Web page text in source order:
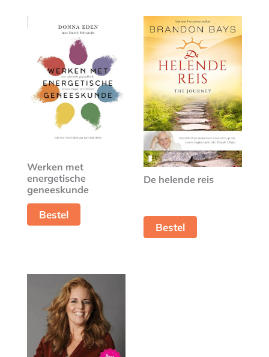
Werken met
energetische
geneeskunde
Bestel
De helende reis
Bestel